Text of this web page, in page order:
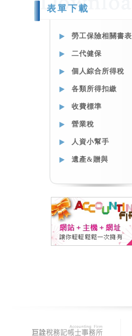
表單下載
勞工保險相關書表
二代健保
個人綜合所得稅
各類所得扣繳
收費標準
營業稅
人資小幫手
遺產&贈與